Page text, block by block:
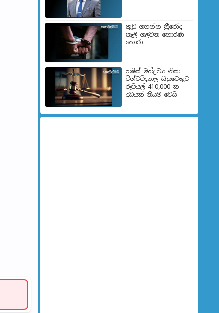
කුඩු ගහන්න ත්‍රීරෝද
කෑලි ගලවන හොරණ
හොරා
හෂීස් මත්ද්‍රව්‍ය නිසා
විශ්වවිද්‍යාල සිසුවෙකුට
රුපියල් 410,000 ක
දඩයක් නියම වෙයි